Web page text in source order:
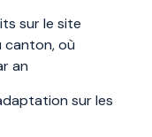
sur le site
canton, où
an
sur les